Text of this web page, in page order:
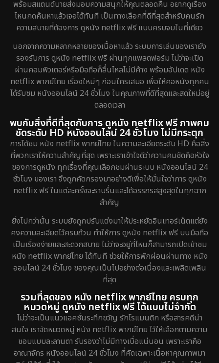
พร้อมสแตนด์บายส่งมอบความสนุกให้คุณตลอดคืน อยากดูเรื่อง
ไหนกดค้นหาแล้วเจอได้ทันที เป็นทางเลือกที่ดีที่สุดสำหรับคนรัก
ความสบายที่ต้องการ ดูหนัง netflix ฟรี แบบครบจบในที่เดียว
นอกจากความหลากหลายของเนื้อหาแล้ว ระบบการเล่นของเรายัง
รองรับการ ดูหนัง netflix ฟรี ผ่านทุกแพลตฟอร์ม ไม่ว่าจะเปิด
ผ่านคอมพิวเตอร์หรือมือถือก็ลื่นไหลไม่มีค้าง พร้อมอัปเดต หนัง
netflix พากย์ไทย เรื่องใหม่ๆ ก่อนใครเสมอ เพื่อให้คอหนังทุกคน
ได้รับชม หนังออนไลน์ 24 ชั่วโมง ในคุณภาพที่ดีที่สุดและสดใหม่อยู่
ตลอดเวลา
พบกับสิ่งที่ดีที่สุดกับการ ดูหนัง netflix ฟรี ภาพคม
ชัดระดับ HD หนังออนไลน์ 24 ชั่วโมง ไม่มีกระตุก
การได้ชม หนัง netflix พากย์ไทย ในความละเอียดระดับ HD คือสิ่ง
ที่พวกเราให้ความสำคัญที่สุด เพราะเราเข้าใจดีว่าความคมชัดคือหัวใจ
ของการดูหนัง ทุกเรื่องที่คุณเลือกชมผ่านระบบ หนังออนไลน์ 24
ชั่วโมง ของเรา จึงถูกคัดกรองมาอย่างดีเพื่อให้มั่นใจว่าการ ดูหนัง
netflix ฟรี ในแต่ละครั้งจะราบรื่นและได้อรรถรสสูงสุดในทุกฉาก
สำคัญ
ยิ่งไปกว่านั้น ระบบยังถูกปรับแต่งมาให้ประหยัดอินเทอร์เน็ตแต่ยัง
คงความละเอียดไว้ครบถ้วน ทำให้การ ดูหนัง netflix ฟรี บนมือถือ
เป็นเรื่องง่ายและสะดวกสบาย ไม่ว่าจะอยู่ที่ไหนก็สามารถเปิดเข้าชม
หนัง netflix พากย์ไทย ได้ทันที ช่วยให้การพักผ่อนผ่านทาง หนัง
ออนไลน์ 24 ชั่วโมง ของคุณเป็นไปอย่างต่อเนื่องและเพลิดเพลิน
ที่สุด
รวมที่สุดของ หนัง netflix พากย์ไทย ครบทุก
หมวดหมู่ ดูหนัง netflix ฟรี ได้แบบไม่จำกัด
ไม่ว่าจะเป็นแนวแอคชั่นระทึกขวัญ รักโรแมนติก หรือสารคดีน่า
สนใจ เราจัดหมวดหมู่ หนัง netflix พากย์ไทย ไว้ให้เลือกตามความ
ชอบแบบละลานตา รับรองว่าไม่มีทางเบื่อแน่นอน เพราะเราคือ
อาณาจักร หนังออนไลน์ 24 ชั่วโมง ที่คัดเฉพาะเนื้อหาคุณภาพมา